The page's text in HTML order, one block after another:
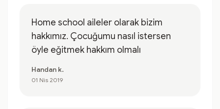
Home school aileler olarak bizim
hakkımız. Çocuğumu nasıl istersen
öyle eğitmek hakkım olmalı
Handan k.
01 Nis 2019